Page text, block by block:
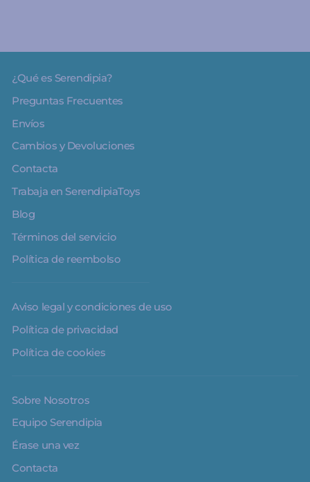
¿Qué es Serendipia?
Preguntas Frecuentes
Envíos
Cambios y Devoluciones
Contacta
Trabaja en SerendipiaToys
Blog
Términos del servicio
Política de reembolso
Aviso legal y condiciones de uso
Política de privacidad
Política de cookies
Sobre Nosotros
Equipo Serendipia
Érase una vez
Contacta